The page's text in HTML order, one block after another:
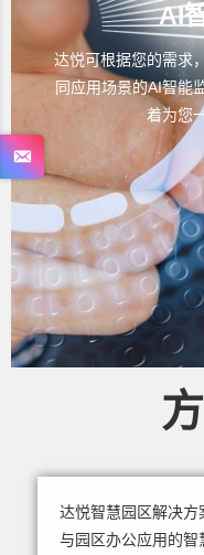
AI
达悦可根据您的需求
同应用场景的AI智能
着为您
达悦智慧园区解决
与园区办公应用的